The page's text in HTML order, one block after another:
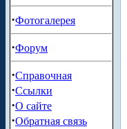
·Фотогалерея
·Форум
·Справочная
·Ссылки
·О сайте
·Обратная связь